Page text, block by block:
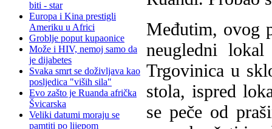
biti - star
Europa i Kina prestigli
Ameriku u Africi
Groblje poput kupaonice
Može i HIV, nemoj samo da
je dijabetes
Svaka smrt se doživljava kao
posljedica "viših sila"
Evo zašto je Ruanda afrička
Švicarska
Veliki datumi moraju se
pamtiti po lijepom
Međutim, ovog
neugledni
Trgovinica u
stola, ispred
se peče od